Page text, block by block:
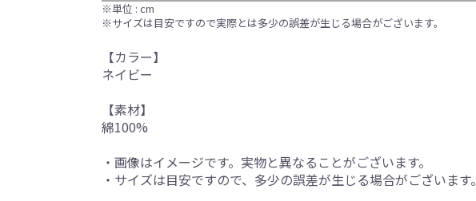
※単位 : cm
※サイズは目安ですので実際とは多少の誤差が生じる場合がございます。
【カラー】
ネイビー
【素材】
綿100%
・画像はイメージです。実物と異なることがございます。
・サイズは目安ですので、多少の誤差が生じる場合がございます。